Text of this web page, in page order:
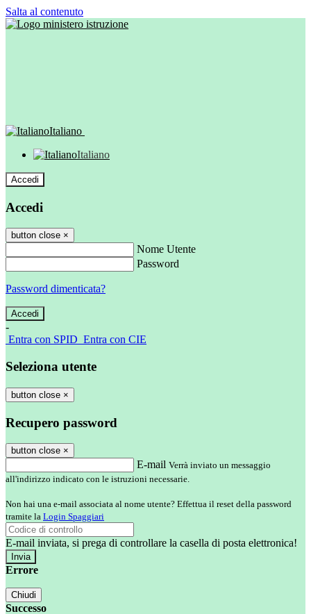
Salta al contenuto
Italiano
Italiano
Accedi
Accedi
button close ×
Nome Utente
Password
Password dimenticata?
-
Entra con SPID Entra con CIE
Seleziona utente
button close ×
Recupero password
button close ×
E-mail Verrà inviato un messaggio
all'indirizzo indicato con le istruzioni necessarie.
Non hai una e-mail associata al nome utente? Effettua il reset della password
tramite la Login Spaggiari
E-mail inviata, si prega di controllare la casella di posta elettronica!
Errore
Chiudi
Successo